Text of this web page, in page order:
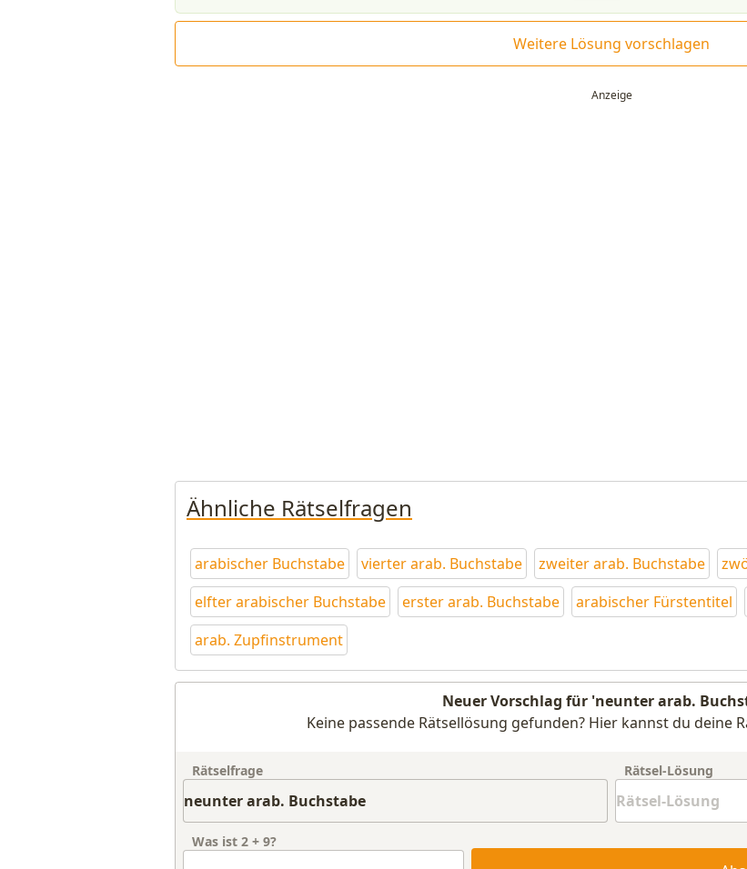
Weitere Lösung vorschlagen
Ähnliche Rätselfragen
arabischer Buchstabe vierter arab. Buchstabe zweiter arab. Buchstabe
elfter arabischer Buchstabe
erster arab. Buchstabe arabischer Fürstentitel
arab. Zupfinstrument
Neuer Vorschlag für 'neunter arab.
Keine passende Rätsellösung gefunden? Hier kannst du deine
Rätselfrage Rätsel-Lösung
Was ist 2 + 9?